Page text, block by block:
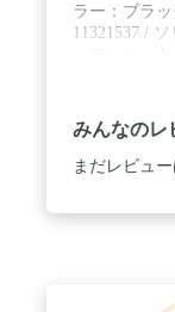
ラー：ブラ
11321537 /
ル、ナイロ
みんなのレ
まだレビュ